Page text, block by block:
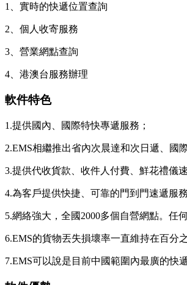
1、實時的快遞位置查詢
2、個人收寄服務
3、營業網點查詢
4、港澳台服務辦理
軟件特色
1.提供國內、國際特快專遞服務；
2.EMS相繼推出省內次晨達和次日遞、國
3.提供代收貨款、收件人付費、鮮花禮儀
4.為客戶提供快捷、可靠的門到門速遞服務
5.網絡強大，全國2000多個自營網點。任
6.EMS的貨物丟失損壞率一直維持在百分
7.EMS可以說是目前中國範圍內最廣的快